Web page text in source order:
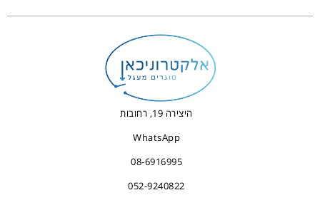
היצירה 19, רחובות
WhatsApp
08-6916995
052-9240822